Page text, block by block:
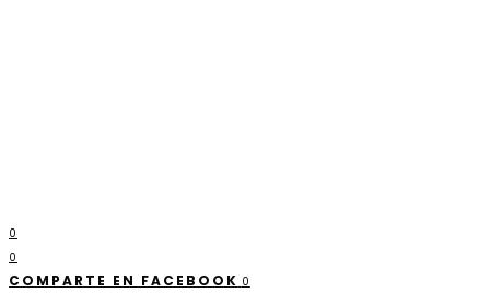
0
0
COMPARTE EN FACEBOOK 0